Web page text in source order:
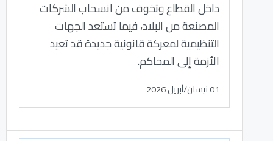
داخل القطاع وتخوف من انسحاب الشركات
المصنعة من البلاد، فيما تستعد الجهات
التنظيمية لمعركة قانونية جديدة قد تعيد
الأزمة إلى المحاكم.
01 نيسان/أبريل 2026